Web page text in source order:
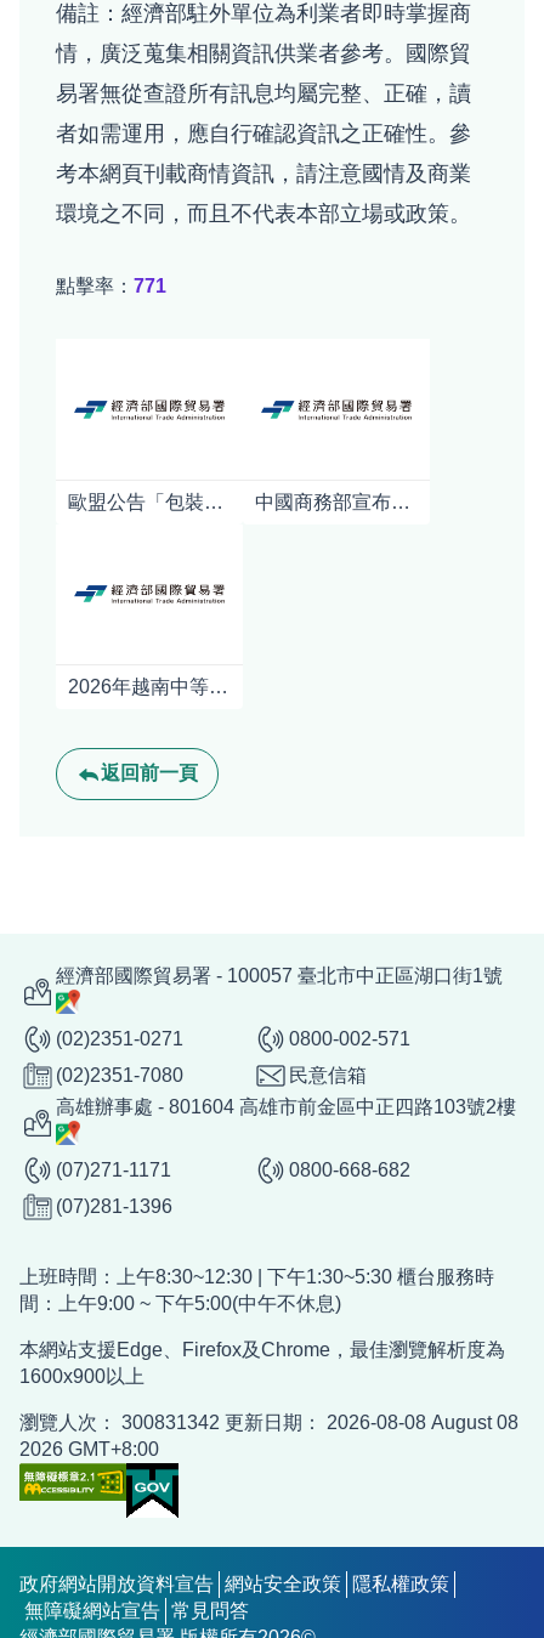
備註：經濟部駐外單位為利業者即時掌握商
情，廣泛蒐集相關資訊供業者參考。國際貿
易署無從查證所有訊息均屬完整、正確，讀
者如需運用，應自行確認資訊之正確性。參
考本網頁刊載商情資訊，請注意國情及商業
環境之不同，而且不代表本部立場或政策。
點擊率： 771
歐盟公告「包裝及包裝廢棄物規章」(PPWR)之指引及常見問答 中國商務部宣布對日本強化軍商兩用貨品出口管制對日本產業影響之初步分析
2026年越南中等收入階層及消費情況
返回前一頁
經濟部國際貿易署 - 100057 臺北市中正區湖口街1號
(02)2351-0271
0800-002-571
(02)2351-7080
民意信箱
高雄辦事處 - 801604 高雄市前金區中正四路103號2樓
(07)271-1171
0800-668-682
(07)281-1396
上班時間：上午8:30~12:30 | 下午1:30~5:30 櫃台服務時
間：上午9:00 ~ 下午5:00(中午不休息)
本網站支援Edge、Firefox及Chrome，最佳瀏覽解析度為
1600x900以上
瀏覽人次： 300831342 更新日期： 2026-08-08 August 08
2026 GMT+8:00
政府網站開放資料宣告 網站安全政策
隱私權政策
無障礙網站宣告 常見問答